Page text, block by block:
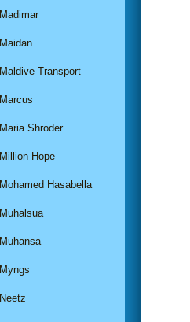
Madimar
Maidan
Maldive Transport
Marcus
Maria Shroder
Million Hope
Mohamed Hasabella
Muhalsua
Muhansa
Myngs
Neetz